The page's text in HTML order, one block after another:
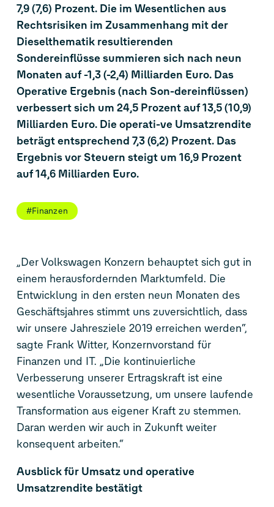
7,9 (7,6) Prozent. Die im Wesentlichen aus
Rechtsrisiken im Zusammenhang mit der
Dieselthematik resultierenden
Sondereinflüsse summieren sich nach neun
Monaten auf -1,3 (-2,4) Milliarden Euro. Das
Operative Ergebnis (nach Son-dereinflüssen)
verbessert sich um 24,5 Prozent auf 13,5 (10,9)
Milliarden Euro. Die operati-ve Umsatzrendite
beträgt entsprechend 7,3 (6,2) Prozent. Das
Ergebnis vor Steuern steigt um 16,9 Prozent
auf 14,6 Milliarden Euro.
#Finanzen
„Der Volkswagen Konzern behauptet sich gut in
einem herausfordernden Marktumfeld. Die
Entwicklung in den ersten neun Monaten des
Geschäftsjahres stimmt uns zuversichtlich, dass
wir unsere Jahresziele 2019 erreichen werden“,
sagte Frank Witter, Konzernvorstand für
Finanzen und IT. „Die kontinuierliche
Verbesserung unserer Ertragskraft ist eine
wesentliche Voraussetzung, um unsere laufende
Transformation aus eigener Kraft zu stemmen.
Daran werden wir auch in Zukunft weiter
konsequent arbeiten.“
Ausblick für Umsatz und operative
Umsatzrendite bestätigt